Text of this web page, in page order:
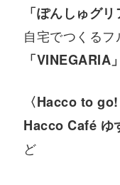
「ぽんしゅグリ
自宅でつくる
「VINEGARIA」
〈Hacco to go!
Hacco Café ゆ
ど